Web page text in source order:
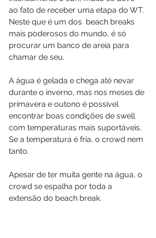
ao fato de receber uma etapa do WT.
Neste que é um dos  beach breaks
mais poderosos do mundo, é só
procurar um banco de areia para
chamar de seu.
A água é gelada e chega até nevar
durante o inverno, mas nos meses de
primavera e outono é possível
encontrar boas condições de swell
com temperaturas mais suportáveis.
Se a temperatura é fria, o crowd nem
tanto.
Apesar de ter muita gente na água, o
crowd se espalha por toda a
extensão do beach break.